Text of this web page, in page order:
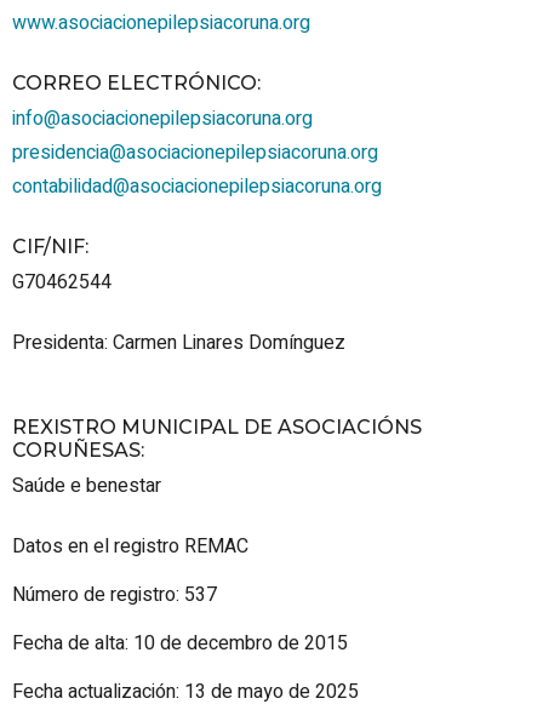
www.asociacionepilepsiacoruna.org
CORREO ELECTRÓNICO:
info@asociacionepilepsiacoruna.org
presidencia@asociacionepilepsiacoruna.org
contabilidad@asociacionepilepsiacoruna.org
CIF/NIF:
G70462544
Presidenta: Carmen Linares Domínguez
REXISTRO MUNICIPAL DE ASOCIACIÓNS
CORUÑESAS:
Saúde e benestar
Datos en el registro REMAC
Número de registro: 537
Fecha de alta: 10 de decembro de 2015
Fecha actualización: 13 de mayo de 2025